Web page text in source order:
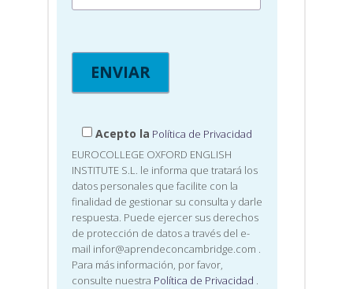
Acepto la Política de Privacidad
EUROCOLLEGE OXFORD ENGLISH
INSTITUTE S.L. le informa que tratará los
datos personales que facilite con la
finalidad de gestionar su consulta y darle
respuesta. Puede ejercer sus derechos
de protección de datos a través del e-
mail infor@aprendeconcambridge.com .
Para más información, por favor,
consulte nuestra Política de Privacidad .